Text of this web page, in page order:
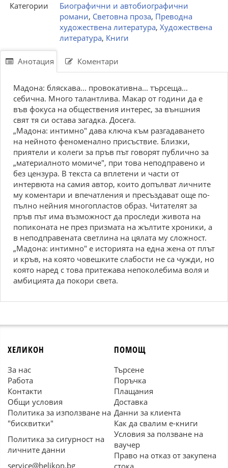
Категории
Биографични и автобиографични
романи, Световна проза, Преводна
художествена литература, Художествена
литература, Книги
Анотация Коментари
Мадона: бляскава... провокативна... търсеща...
себична. Много талантлива. Макар от години да е
във фокуса на обществения интерес, за външния
свят тя си остава загадка. Досега.
„Мадона: интимно" дава ключа към разгадаването
на нейното феноменално присъствие. Близки,
приятели и колеги за пръв път говорят публично за
„материалното момиче", при това неподправено и
без цензура. В текста са вплетени и части от
интервюта на самия автор, които допълват личните
му коментари и впечатления и пресъздават още по-
пълно нейния многопластов образ. Читателят за
пръв път има възможност да проследи живота на
попиконата не през призмата на жълтите хроники, а
в неподправената светлина на цялата му сложност.
„Мадона: интимно" е историята на една жена от плът
и кръв, на която човешките слабости не са чужди, но
която наред с това притежава непоколебима воля и
амбицията да покори света.
ХЕЛИКОН
За нас
Работа
Контакти
Общи условия
Политика за използване на
"бисквитки"
Политика за сигурност на
личните данни
service@helikon.bg
ПОМОЩ
Търсене
Поръчка
Плащания
Доставка
Данни за клиента
Как да свалим е-книги
Условия за ползване на
ваучер
Право на отказ от закупена
стока